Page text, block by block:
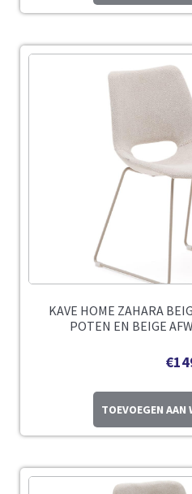
KAVE HOME ZAHARA
POTEN EN BEIGE
€
TOEVOEGEN AAN